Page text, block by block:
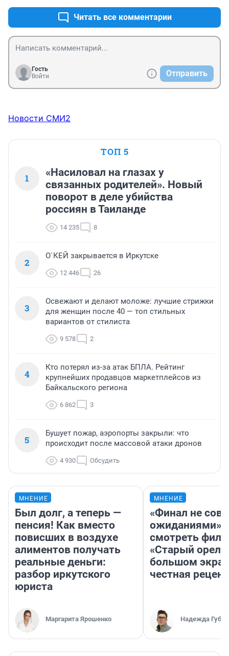
Читать все комментарии
Гость
Войти
Отправить
Новости СМИ2
ТОП 5
1
«Насиловал на глазах у
связанных родителей». Новый
поворот в деле убийства
россиян в Таиланде
14 235 8
2
О`КЕЙ закрывается в Иркутске
12 446 26
3
Освежают и делают моложе: лучшие стрижки
для женщин после 40 — топ стильных
вариантов от стилиста
9 578 2
4
Кто потерял из-за атак БПЛА. Рейтинг
крупнейших продавцов маркетплейсов из
Байкальского региона
6 862 3
5
Бушует пожар, аэропорты закрыли: что
происходит после массовой атаки дронов
4 930 Обсудить
МНЕНИЕ
Был долг, а теперь —
пенсия! Как вместо
повисших в воздухе
алиментов получать
реальные деньги:
разбор иркутского
юриста
Маргарита Ярошенко
МНЕНИЕ
«Финал не
ожиданиями»:
смотреть
«Старый орел»
большом
честная
Надежда